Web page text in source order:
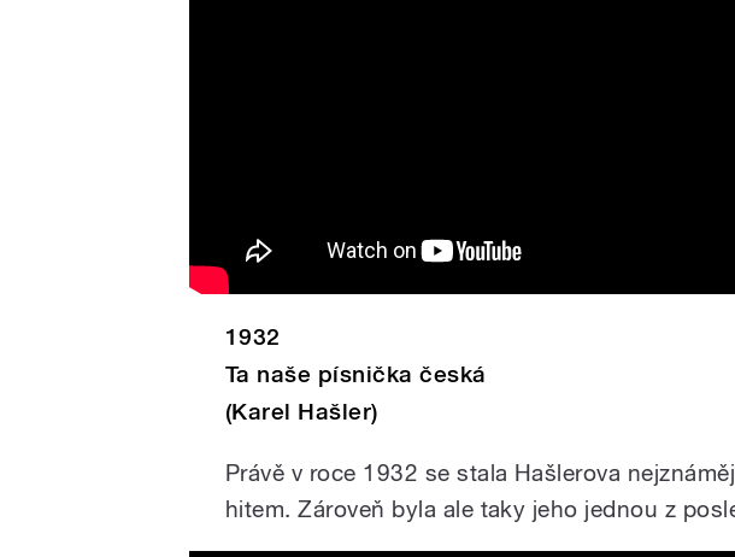
1932
Ta naše písnička česká
(Karel Hašler)
Právě v roce 1932 se stala Hašlerova
hitem. Zároveň byla ale taky jeho jednou z